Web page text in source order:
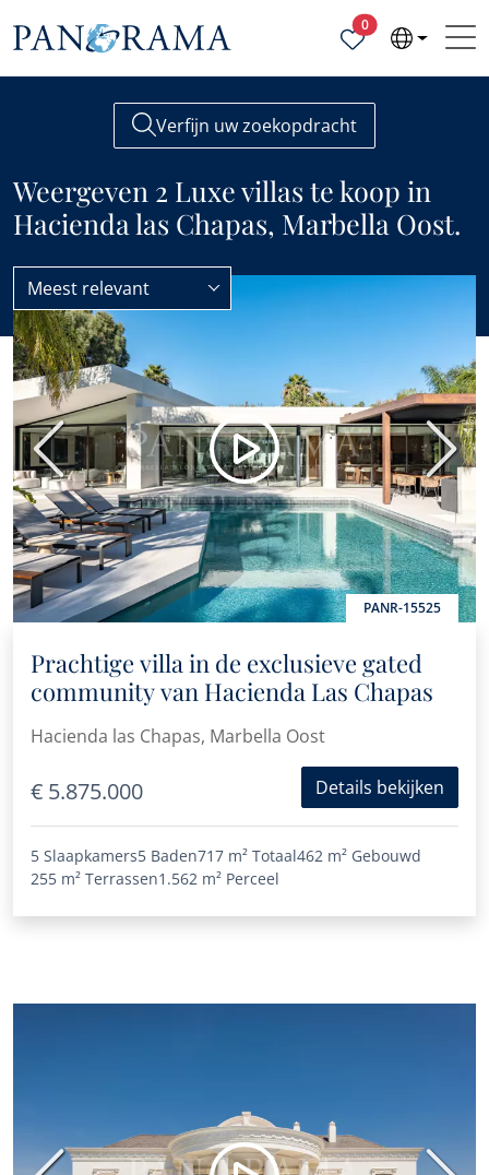
0Geselecteerde
Verfijn uw zoekopdracht
Weergeven 2 Luxe villas te koop in
Hacienda las Chapas, Marbella Oost.
Villas Luxe
Meest relevant
PANR-15525
Vorige
Prachtige villa in de exclusieve gated
community van Hacienda Las Chapas
Hacienda las Chapas, Marbella Oost
€ 5.875.000 Details bekijken
5 Slaapkamers5 Baden717 m² Totaal462 m² Gebouwd
255 m² Terrassen1.562 m² Perceel